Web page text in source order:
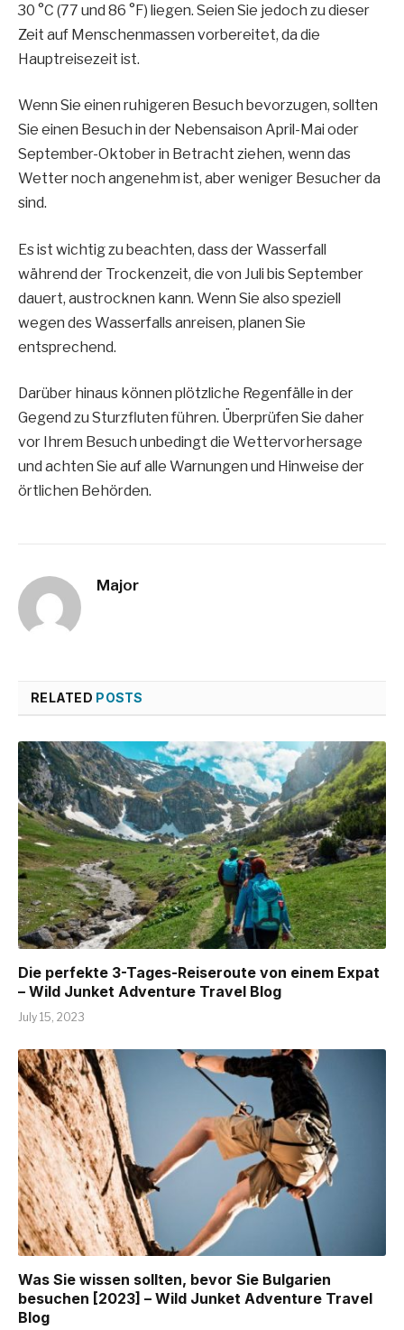
30 °C (77 und 86 °F) liegen. Seien Sie jedoch zu dieser
Zeit auf Menschenmassen vorbereitet, da die
Hauptreisezeit ist.
Wenn Sie einen ruhigeren Besuch bevorzugen, sollten
Sie einen Besuch in der Nebensaison April-Mai oder
September-Oktober in Betracht ziehen, wenn das
Wetter noch angenehm ist, aber weniger Besucher da
sind.
Es ist wichtig zu beachten, dass der Wasserfall
während der Trockenzeit, die von Juli bis September
dauert, austrocknen kann. Wenn Sie also speziell
wegen des Wasserfalls anreisen, planen Sie
entsprechend.
Darüber hinaus können plötzliche Regenfälle in der
Gegend zu Sturzfluten führen. Überprüfen Sie daher
vor Ihrem Besuch unbedingt die Wettervorhersage
und achten Sie auf alle Warnungen und Hinweise der
örtlichen Behörden.
Major
RELATED POSTS
Die perfekte 3-Tages-Reiseroute von einem Expat
– Wild Junket Adventure Travel Blog
July 15, 2023
Was Sie wissen sollten, bevor Sie Bulgarien
besuchen [2023] – Wild Junket Adventure Travel
Blog